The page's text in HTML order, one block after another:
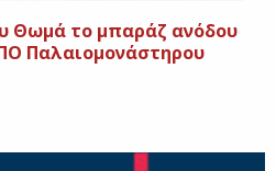
Θωμά το μπαράζ ανόδου
Παλαιομονάστηρου